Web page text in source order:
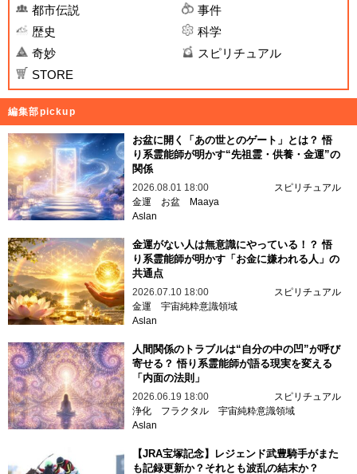
都市伝説
事件
歴史
科学
奇妙
スピリチュアル
STORE
編集部pickup
お盆に開く「あの世とのゲート」とは？ 悟
り系霊能師が明かす“先祖霊・供養・金運”の
関係
2026.08.01 18:00
スピリチュアル
金運
お盆
Maaya
Aslan
金運がない人は無意識にやっている！？ 悟
り系霊能師が明かす「お金に嫌われる人」の
共通点
2026.07.10 18:00
スピリチュアル
金運 宇宙純粋意識領域
Aslan
人間関係のトラブルは“自分の中の凹”が呼び
寄せる？ 悟り系霊能師が語る現実を変える
「内面の法則」
2026.06.19 18:00
スピリチュアル
浄化
フラクタル 宇宙純粋意識領域
Aslan
【JRA宝塚記念】レジェンド武豊騎手がまた
も記録更新か？それとも波乱の結末か？